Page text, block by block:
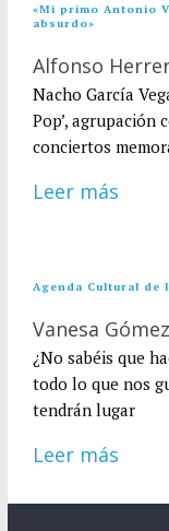
«Mi primo Antonio
absurdo»
Alfonso
Nacho García
Pop’, agrupación
conciertos
Leer más
Agenda Cultural de
Vanesa
¿No sabéis que
todo lo que nos
tendrán lugar
Leer más